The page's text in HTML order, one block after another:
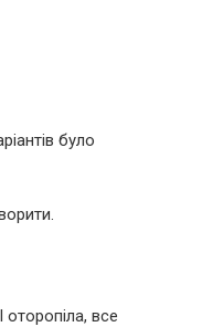
було
оторопіла, все